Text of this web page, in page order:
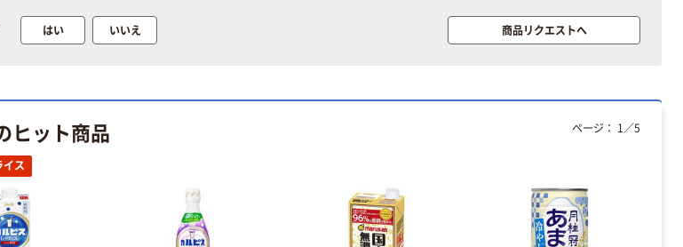
はい いいえ 商品リクエストへ
ヒット商品
イス
ページ： 1 ／5
菓子
10個 江
コ キャラ
カゴへ
￥3,220 （税込）
毎日果実 江崎
グリコ 栄養補
（税込）
【個包装】江崎グ
ック